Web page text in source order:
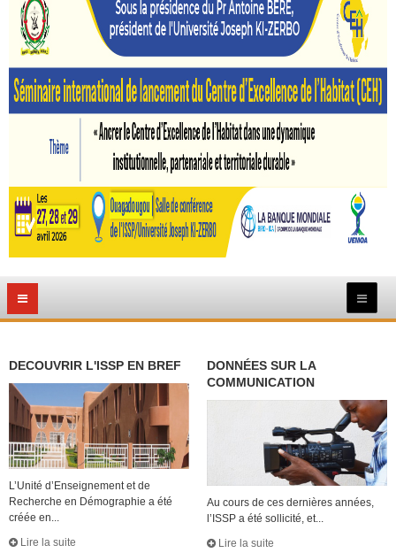
DECOUVRIR L'ISSP EN BREF
L’Unité d’Enseignement et de
Recherche en Démographie a été
créée en...
Lire la suite
DONNÉES SUR LA
COMMUNICATION
Au cours de ces dernières années,
l’ISSP a été sollicité, et...
Lire la suite